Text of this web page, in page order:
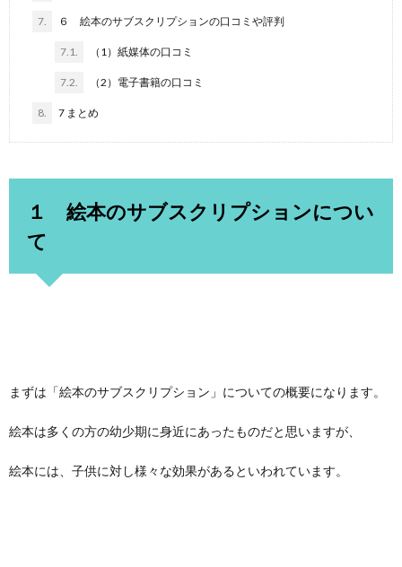
7. ６ 絵本のサブスクリプションの口コミや評判
7.1. （1）紙媒体の口コミ
7.2. （2）電子書籍の口コミ
8. 7 まとめ
１ 絵本のサブスクリプションについ
て
まずは「絵本のサブスクリプション」についての概要になります。
絵本は多くの方の幼少期に身近にあったものだと思いますが、
絵本には、子供に対し様々な効果があるといわれています。